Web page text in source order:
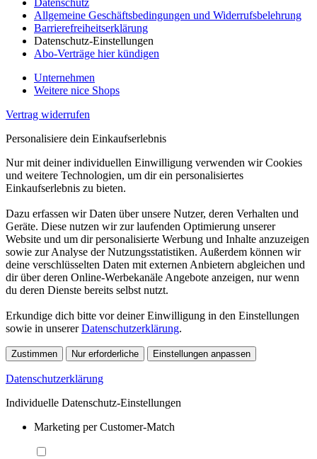
Datenschutz
Allgemeine Geschäftsbedingungen und Widerrufsbelehrung
Barrierefreiheitserklärung
Datenschutz-Einstellungen
Abo-Verträge hier kündigen
Unternehmen
Weitere nice Shops
Vertrag widerrufen
Personalisiere dein Einkaufserlebnis
Nur mit deiner individuellen Einwilligung verwenden wir Cookies
und weitere Technologien, um dir ein personalisiertes
Einkaufserlebnis zu bieten.
Dazu erfassen wir Daten über unsere Nutzer, deren Verhalten und
Geräte. Diese nutzen wir zur laufenden Optimierung unserer
Website und um dir personalisierte Werbung und Inhalte anzuzeigen
sowie zur Analyse der Nutzungsstatistiken. Außerdem können wir
deine verschlüsselten Daten mit externen Anbietern abgleichen und
dir über deren Online-Werbekanäle Angebote anzeigen, nur wenn
du deren Dienste bereits selbst nutzt.
Erkundige dich bitte vor deiner Einwilligung in den Einstellungen
sowie in unsererDatenschutzerklärung.
Zustimmen Nur erforderliche Einstellungen anpassen
Datenschutzerklärung
Individuelle Datenschutz-Einstellungen
Marketing per Customer-Match